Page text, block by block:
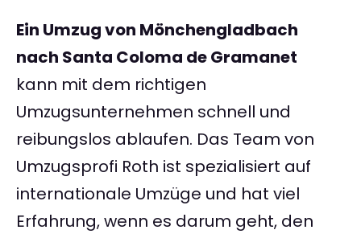
Ein Umzug von Mönchengladbach
nach Santa Coloma de Gramanet
kann mit dem richtigen
Umzugsunternehmen schnell und
reibungslos ablaufen. Das Team von
Umzugsprofi Roth ist spezialisiert auf
internationale Umzüge und hat viel
Erfahrung, wenn es darum geht, den